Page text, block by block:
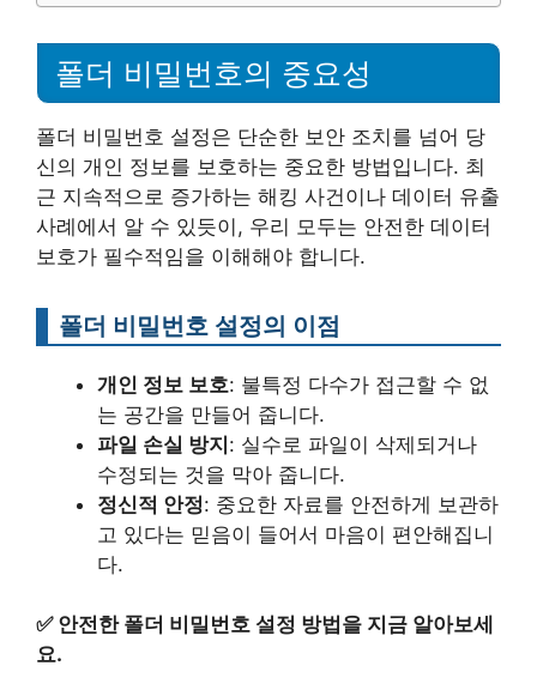
폴더 비밀번호의 중요성
폴더 비밀번호 설정은 단순한 보안 조치를 넘어 당
신의 개인 정보를 보호하는 중요한 방법입니다. 최
근 지속적으로 증가하는 해킹 사건이나 데이터 유출
사례에서 알 수 있듯이, 우리 모두는 안전한 데이터
보호가 필수적임을 이해해야 합니다.
폴더 비밀번호 설정의 이점
개인 정보 보호: 불특정 다수가 접근할 수 없
는 공간을 만들어 줍니다.
파일 손실 방지: 실수로 파일이 삭제되거나
수정되는 것을 막아 줍니다.
정신적 안정: 중요한 자료를 안전하게 보관하
고 있다는 믿음이 들어서 마음이 편안해집니
다.
✅ 안전한 폴더 비밀번호 설정 방법을 지금 알아보세
요.